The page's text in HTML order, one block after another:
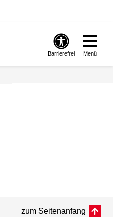
Barrierefrei Menü
zum Seitenanfang